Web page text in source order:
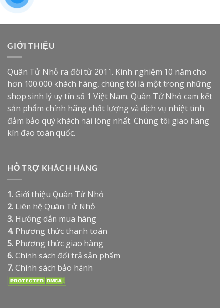
GIỚI THIỆU
Quân Tử Nhỏ ra đời từ 2011. Kinh nghiệm 10 năm cho
hơn 100.000 khách hàng, chúng tôi là một trong những
shop sinh lý uy tín số 1 Việt Nam. Quân Tử Nhỏ cam kết
sản phẩm chính hãng chất lượng và dịch vụ nhiệt tình
đảm bảo quý khách hài lòng nhất. Chúng tôi giao hàng
kín đáo toàn quốc.
HỖ TRỢ KHÁCH HÀNG
1.Giới thiệu Quân Tử Nhỏ
2. Liên hệ Quân Tử Nhỏ
3. Hướng dẫn mua hàng
4. Phương thức thanh toán
5. Phương thức giao hàng
6.Chính sách đổi trả sản phẩm
7.Chính sách bảo hành